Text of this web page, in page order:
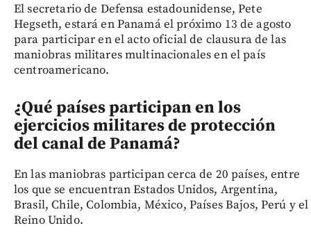
El secretario de Defensa estadounidense, Pete
Hegseth, estará en Panamá el próximo 13 de agosto
para participar en el acto oficial de clausura de las
maniobras militares multinacionales en el país
centroamericano.
¿Qué países participan en los
ejercicios militares de protección
del canal de Panamá?
En las maniobras participan cerca de 20 países, entre
los que se encuentran Estados Unidos, Argentina,
Brasil, Chile, Colombia, México, Países Bajos, Perú y el
Reino Unido.